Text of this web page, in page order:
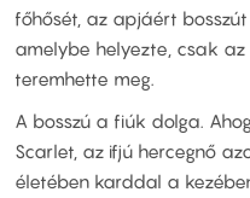
főhősét, az apjáért
amelybe helyezte, csak
teremhette meg.
A bosszú a fiúk dolga.
Scarlet, az ifjú hercegnő
életében karddal a